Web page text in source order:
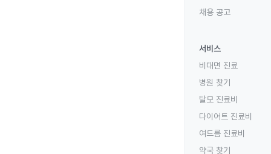
채용 공고
서비스
비대면 진료
병원 찾기
탈모 진료비
다이어트 진료비
여드름 진료비
약국 찾기